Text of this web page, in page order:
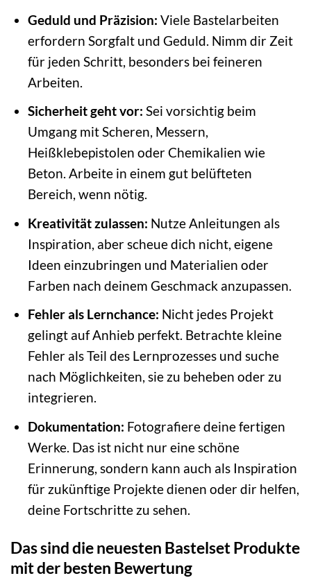
Geduld und Präzision: Viele Bastelarbeiten
erfordern Sorgfalt und Geduld. Nimm dir Zeit
für jeden Schritt, besonders bei feineren
Arbeiten.
Sicherheit geht vor: Sei vorsichtig beim
Umgang mit Scheren, Messern,
Heißklebepistolen oder Chemikalien wie
Beton. Arbeite in einem gut belüfteten
Bereich, wenn nötig.
Kreativität zulassen: Nutze Anleitungen als
Inspiration, aber scheue dich nicht, eigene
Ideen einzubringen und Materialien oder
Farben nach deinem Geschmack anzupassen.
Fehler als Lernchance: Nicht jedes Projekt
gelingt auf Anhieb perfekt. Betrachte kleine
Fehler als Teil des Lernprozesses und suche
nach Möglichkeiten, sie zu beheben oder zu
integrieren.
Dokumentation: Fotografiere deine fertigen
Werke. Das ist nicht nur eine schöne
Erinnerung, sondern kann auch als Inspiration
für zukünftige Projekte dienen oder dir helfen,
deine Fortschritte zu sehen.
Das sind die neuesten Bastelset Produkte
mit der besten Bewertung